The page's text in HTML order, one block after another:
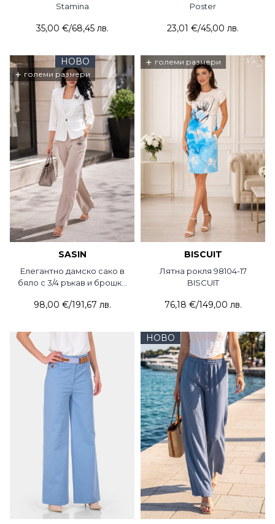
Stamina
35,00 €/68,45 лв.
Poster
23,01 €/45,00 лв.
НОВО
+ големи размери
SASIN
Елегантно дамско сако в
бяло с 3/4 ръкав и брошка
98,00 €/191,67 лв.
+ големи размери
BISCUIT
Лятна рокля 98104-17
BISCUIT
76,18 €/149,00 лв.
НОВО